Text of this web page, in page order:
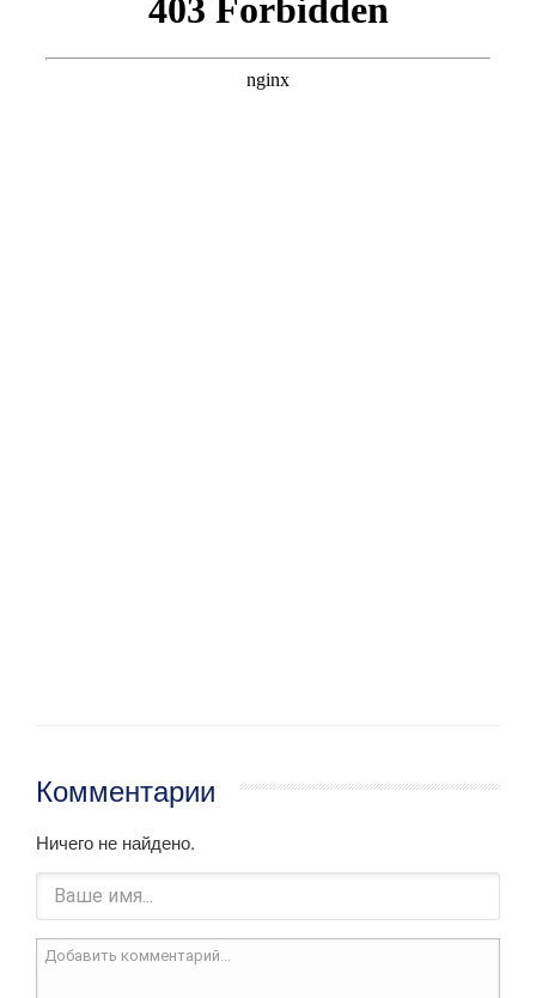
Комментарии
Ничего не найдено.